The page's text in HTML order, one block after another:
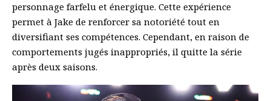
personnage farfelu et énergique. Cette expérience
permet à Jake de renforcer sa notoriété tout en
diversifiant ses compétences. Cependant, en raison de
comportements jugés inappropriés, il quitte la série
après deux saisons.